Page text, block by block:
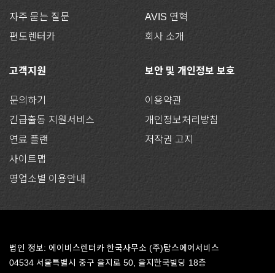
자주 묻는 질문
편도렌터카
AVIS 연혁
회사 소개
고객지원
문의하기
긴급출동 지원서비스
연료 플랜
사이트맵
영업소별 이용안내
보안 및 개인정보 보호
이용약관
개인정보처리방침
저작권 고지
법인 정보: 에이비스렌터카 한국사무소 (주)탐스에어서비스
04534 서울특별시 중구 을지로 50, 을지한국빌딩 18층